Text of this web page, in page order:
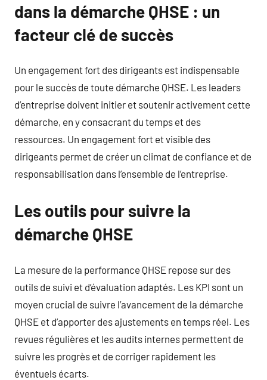
dans la démarche QHSE : un
facteur clé de succès
Un engagement fort des dirigeants est indispensable
pour le succès de toute démarche QHSE. Les leaders
d’entreprise doivent initier et soutenir activement cette
démarche, en y consacrant du temps et des
ressources. Un engagement fort et visible des
dirigeants permet de créer un climat de confiance et de
responsabilisation dans l’ensemble de l’entreprise.
Les outils pour suivre la
démarche QHSE
La mesure de la performance QHSE repose sur des
outils de suivi et d’évaluation adaptés. Les KPI sont un
moyen crucial de suivre l’avancement de la démarche
QHSE et d’apporter des ajustements en temps réel. Les
revues régulières et les audits internes permettent de
suivre les progrès et de corriger rapidement les
éventuels écarts.